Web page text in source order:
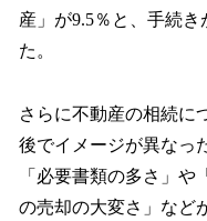
産」が9.5％と、手続
た。
さらに不動産の相続に
後でイメージが異なっ
「必要書類の多さ」
の売却の大変さ」など